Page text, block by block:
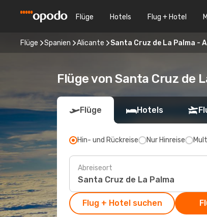
Flüge Hotels Flug + Hotel
Flüge Spanien Alicante Santa Cruz de La Palma -
Flüge von Santa Cruz de
Flüge Hotels
Hin- und Rückreise Nur Hinreise
Abreiseort
Flug + Hotel suchen